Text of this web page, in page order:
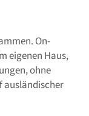
On-
eigenen Haus,
ohne
ausländischer